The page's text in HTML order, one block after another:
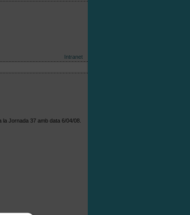
Intranet
Jornada 37 amb data 6/04/08.